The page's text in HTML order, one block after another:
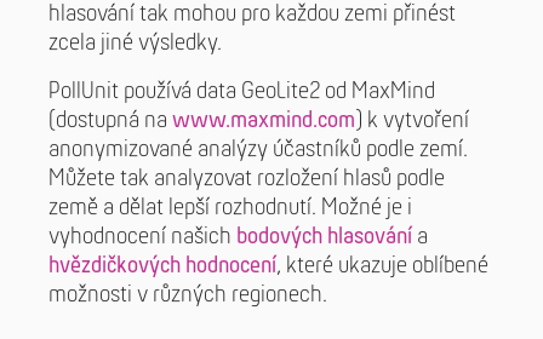
hlasování tak mohou pro každou zemi přinést
zcela jiné výsledky.
PollUnit používá data GeoLite2 od MaxMind
(dostupná na www.maxmind.com ) k vytvoření
anonymizované analýzy účastníků podle zemí.
Můžete tak analyzovat rozložení hlasů podle
země a dělat lepší rozhodnutí. Možné je i
vyhodnocení našich bodových hlasování a
hvězdičkových hodnocení, které ukazuje oblíbené
možnosti v různých regionech.